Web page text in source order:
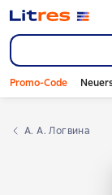
Promo-Code
А. А. Логвина